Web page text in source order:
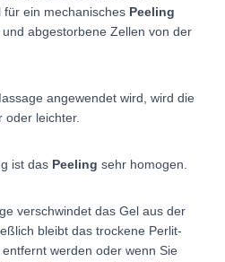
ein mechanisches Peeling
abgestorbene Zellen von der
angewendet wird, wird die
oder leichter.
ist das Peeling sehr homogen.
verschwindet das Gel aus der
bleibt das trockene Perlit-
werden oder wenn Sie